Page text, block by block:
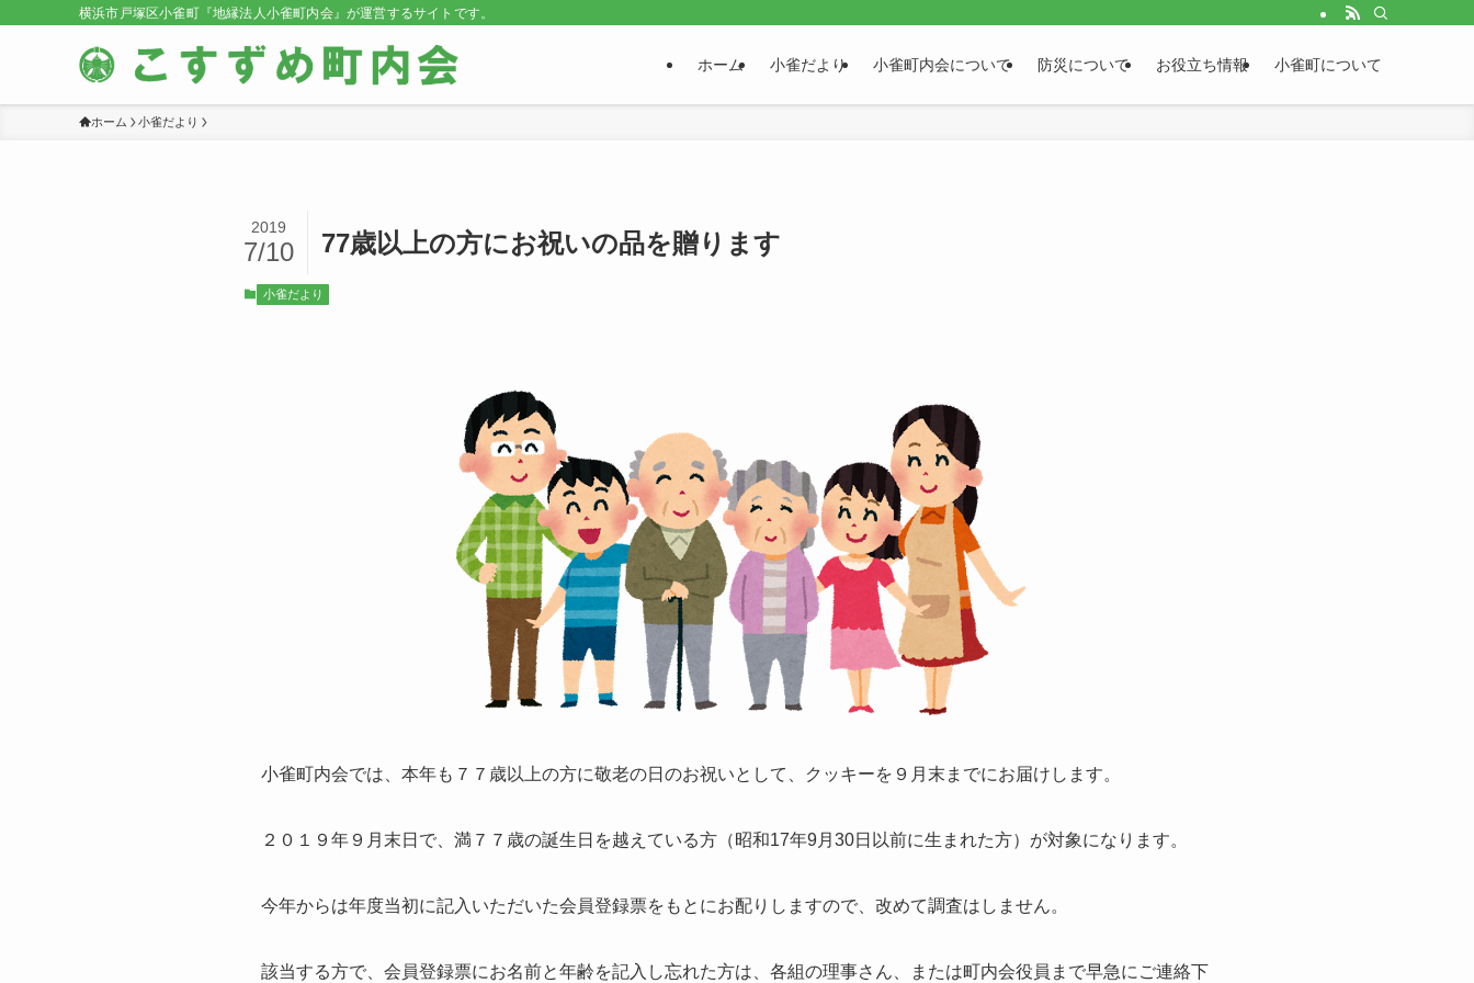
横浜市戸塚区小雀町『地縁法人小雀町内会』が運営するサイトです。
ホーム 小雀だより 小雀町内会について 防災について お役立ち情報 小雀町について
ホーム 小雀だより
77歳以上の方にお祝いの品を贈ります
2019
7/10
小雀だより
小雀町内会では、本年も７７歳以上の方に敬老の日のお祝いとして、クッキーを９月末までにお届けします。
２０１９年９月末日で、満７７歳の誕生日を越えている方（昭和17年9月30日以前に生まれた方）が対象になります。
今年からは年度当初に記入いただいた会員登録票をもとにお配りしますので、改めて調査はしません。
該当する方で、会員登録票にお名前と年齢を記入し忘れた方は、各組の理事さん、または町内会役員まで早急にご連絡下